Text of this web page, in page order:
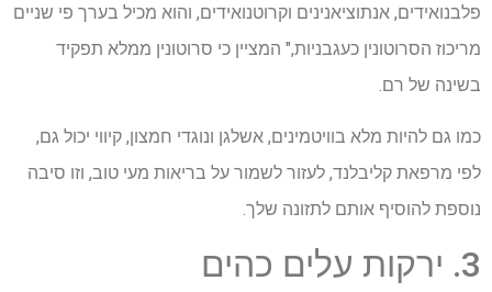
פלבנואידים, אנתוציאנינים וקרוטנואידים, והוא מכיל בערך פי שניים
מריכוז הסרוטונין כעגבניות," המציין כי סרוטונין ממלא תפקיד
בשינה של רם.
כמו גם להיות מלא בוויטמינים, אשלגן ונוגדי חמצון, קיווי יכול גם,
לפי מרפאת קליבלנד, לעזור לשמור על בריאות מעי טוב, וזו סיבה
נוספת להוסיף אותם לתזונה שלך.
3. ירקות עלים כהים